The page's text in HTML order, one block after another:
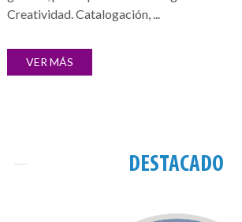
Creatividad. Catalogación, ...
VER MÁS
DESTACADO